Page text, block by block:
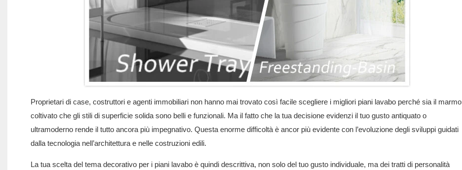
Proprietari di case, costruttori e agenti immobiliari non hanno mai trovato così facile scegliere i migliori piani lavabo perché sia ​​il marmo
coltivato che gli stili di superficie solida sono belli e funzionali. Ma il fatto che la tua decisione evidenzi il tuo gusto antiquato o
ultramoderno rende il tutto ancora più impegnativo. Questa enorme difficoltà è ancor più evidente con l’evoluzione degli sviluppi guidati
dalla tecnologia nell’architettura e nelle costruzioni edili.
La tua scelta del tema decorativo per i piani lavabo è quindi descrittiva, non solo del tuo gusto individuale, ma dei tratti di personalità